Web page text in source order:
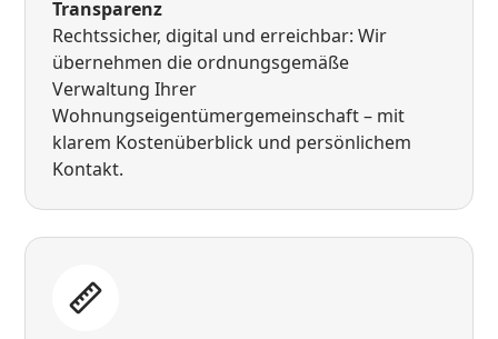
Transparenz
Rechtssicher, digital und erreichbar: Wir
übernehmen die ordnungsgemäße
Verwaltung Ihrer
Wohnungseigentümergemeinschaft – mit
klarem Kostenüberblick und persönlichem
Kontakt.